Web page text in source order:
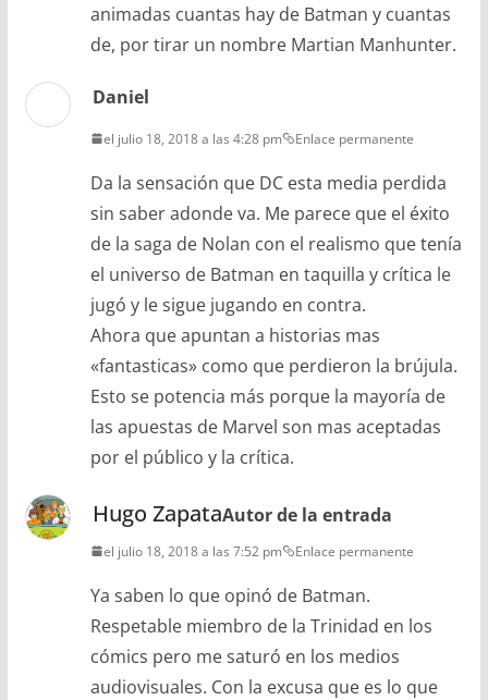
animadas cuantas hay de Batman y cuantas
de, por tirar un nombre Martian Manhunter.
Daniel
el julio 18, 2018 a las 4:28 pm Enlace permanente
Da la sensación que DC esta media perdida
sin saber adonde va. Me parece que el éxito
de la saga de Nolan con el realismo que tenía
el universo de Batman en taquilla y crítica le
jugó y le sigue jugando en contra.
Ahora que apuntan a historias mas
«fantasticas» como que perdieron la brújula.
Esto se potencia más porque la mayoría de
las apuestas de Marvel son mas aceptadas
por el público y la crítica.
Hugo ZapataAutor de la entrada
el julio 18, 2018 a las 7:52 pm Enlace permanente
Ya saben lo que opinó de Batman.
Respetable miembro de la Trinidad en los
cómics pero me saturó en los medios
audiovisuales. Con la excusa que es lo que